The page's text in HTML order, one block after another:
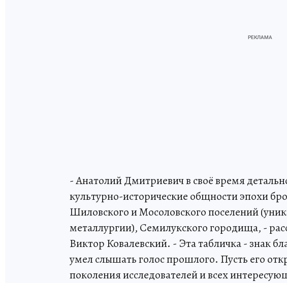
- Анатолий Дмитриевич в своё время
культурно-исторические общности эпохи
Шиловского и Мосоловского поселений
металлургии), Семилукского городища, -
Виктор Ковалевский. - Эта табличка - знак
умел слышать голос прошлого. Пусть его
поколения исследователей и всех